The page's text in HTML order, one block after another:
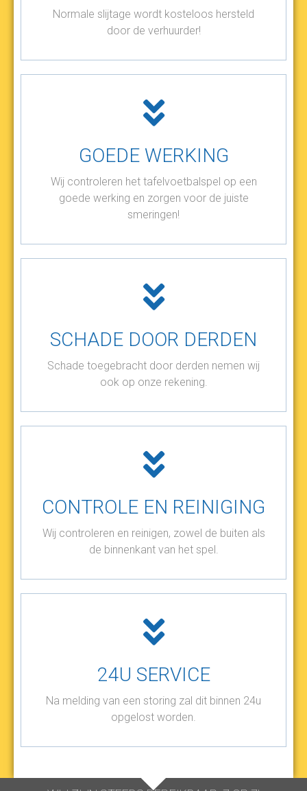
Normale slijtage wordt kosteloos hersteld
door de verhuurder!
GOEDE WERKING
Wij controleren het tafelvoetbalspel op een
goede werking en zorgen voor de juiste
smeringen!
SCHADE DOOR DERDEN
Schade toegebracht door derden nemen wij
ook op onze rekening.
CONTROLE EN REINIGING
Wij controleren en reinigen, zowel de buiten als
de binnenkant van het spel.
24U SERVICE
Na melding van een storing zal dit binnen 24u
opgelost worden.